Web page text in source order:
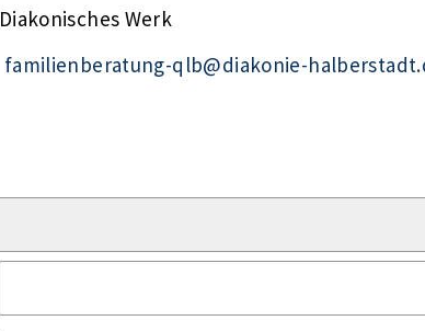
Diakonisches Werk
familienberatung-qlb@diakonie-